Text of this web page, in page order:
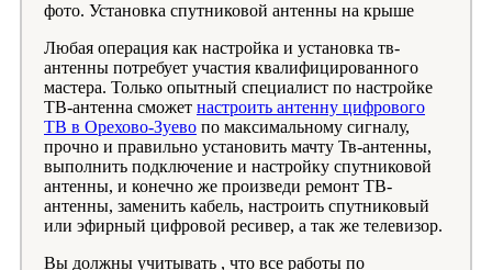
фото. Установка спутниковой антенны на крыше
Любая операция как настройка и установка тв-
антенны потребует участия квалифицированного
мастера. Только опытный специалист по настройке
ТВ-антенна сможет настроить антенну цифрового
ТВ в Орехово-Зуево по максимальному сигналу,
прочно и правильно установить мачту Тв-антенны,
выполнить подключение и настройку спутниковой
антенны, и конечно же произведи ремонт ТВ-
антенны, заменить кабель, настроить спутниковый
или эфирный цифровой ресивер, а так же телевизор.
Вы должны учитывать , что все работы по